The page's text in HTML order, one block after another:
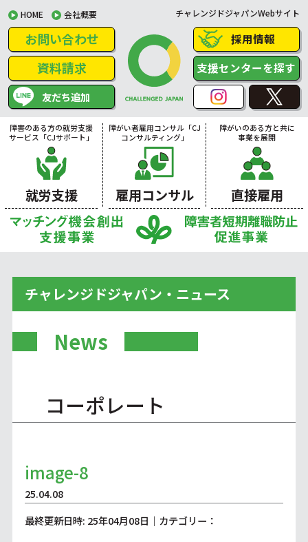
HOME 会社概要 チャレンジドジャパンWebサイト
お問い合わせ
資料請求
友だち追加
採用情報
支援センターを探す
障害のある方の就労支援
サービス「CJサポート」
就労支援
障がい者雇用コンサル「CJ
コンサルティング」
雇用コンサル
障がいのある方と共に
事業を展開
直接雇用
チャレンジドジャパン・ニュース
News
コーポレート
image-8
25.04.08
最終更新日時: 25年04月08日｜カテゴリー：